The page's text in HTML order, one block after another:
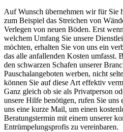
Auf Wunsch übernehmen wir für Sie
zum Beispiel das Streichen von
Verlegen von neuen Böden. Erst
welchem Umfang Sie unsere
möchten, erhalten Sie von uns ein
das alle anfallenden Kosten umfasst.
den schwarzen Schafen unserer
Pauschalangeboten werben, nicht
können Sie auf diese Art effektiv
Ganz gleich ob sie als Privatperson
unsere Hilfe benötigen, rufen Sie uns
uns eine kurze Mail, um einen
Beratungstermin mit einem unserer
Entrümpelungsprofis zu vereinbaren.